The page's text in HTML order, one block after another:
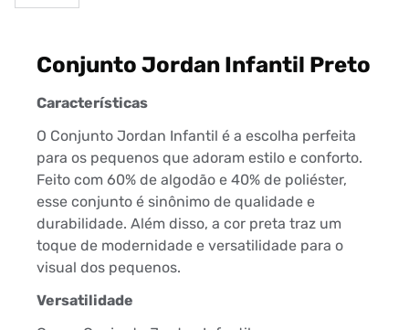
Conjunto Jordan Infantil Preto
Características
O Conjunto Jordan Infantil é a escolha perfeita
para os pequenos que adoram estilo e conforto.
Feito com 60% de algodão e 40% de poliéster,
esse conjunto é sinônimo de qualidade e
durabilidade. Além disso, a cor preta traz um
toque de modernidade e versatilidade para o
visual dos pequenos.
Versatilidade